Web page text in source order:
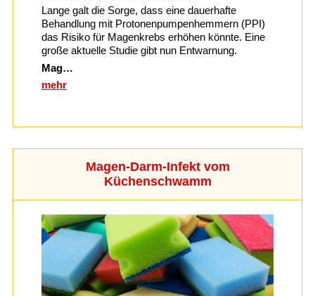
Lange galt die Sorge, dass eine dauerhafte
Behandlung mit Protonenpumpenhemmern (PPI)
das Risiko für Magenkrebs erhöhen könnte. Eine
große aktuelle Studie gibt nun Entwarnung.
Mag…
mehr
Magen-Darm-Infekt vom
Küchenschwamm